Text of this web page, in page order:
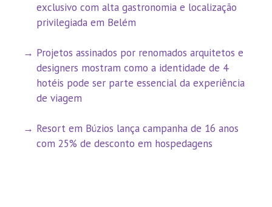
exclusivo com alta gastronomia e localização
privilegiada em Belém
Projetos assinados por renomados arquitetos e
designers mostram como a identidade de 4
hotéis pode ser parte essencial da experiência
de viagem
Resort em Búzios lança campanha de 16 anos
com 25% de desconto em hospedagens